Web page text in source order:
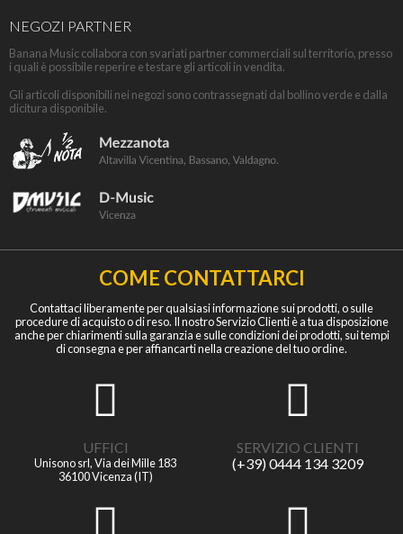
NEGOZI PARTNER
Banana Music collabora con svariati partner commerciali sul territorio, presso
i quali è possibile reperire e testare gli articoli in vendita.
Gli articoli disponibili nei negozi sono contrassegnati dal bollino verde e dalla
dicitura disponibile.
COME CONTATTARCI
Contattaci liberamente per qualsiasi informazione sui prodotti, o sulle
procedure di acquisto o di reso. Il nostro Servizio Clienti è a tua disposizione
anche per chiarimenti sulla garanzia e sulle condizioni dei prodotti, sui tempi
di consegna e per affiancarti nella creazione del tuo ordine.
UFFICI
Unisono srl, Via dei Mille 183
36100 Vicenza (IT)
SERVIZIO CLIENTI
(+39) 0444 134 3209